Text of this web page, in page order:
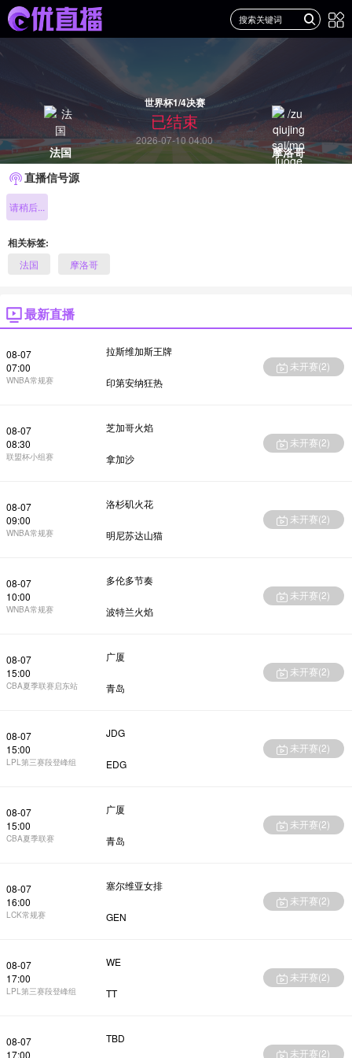
法国
世界杯1/4决赛
已结束
2026-07-10 04:00
摩洛哥
直播信号源
请稍后...
相关标签:
法国 摩洛哥
最新直播
08-07
07:00
WNBA常规赛
拉斯维加斯王牌
印第安纳狂热
未开赛(2)
08-07
08:30
联盟杯小组赛
芝加哥火焰
拿加沙
未开赛(2)
08-07
09:00
WNBA常规赛
洛杉矶火花
明尼苏达山猫
未开赛(2)
08-07
10:00
WNBA常规赛
多伦多节奏
波特兰火焰
未开赛(2)
08-07
15:00
CBA夏季联赛启东站
广厦
青岛
未开赛(2)
08-07
15:00
LPL第三赛段登峰组
JDG
EDG
未开赛(2)
08-07
15:00
CBA夏季联赛
广厦
青岛
未开赛(2)
08-07
16:00
LCK常规赛
塞尔维亚女排
GEN
未开赛(2)
08-07
17:00
LPL第三赛段登峰组
WE
TT
未开赛(2)
08-07
17:00
TBD
未开赛(2)